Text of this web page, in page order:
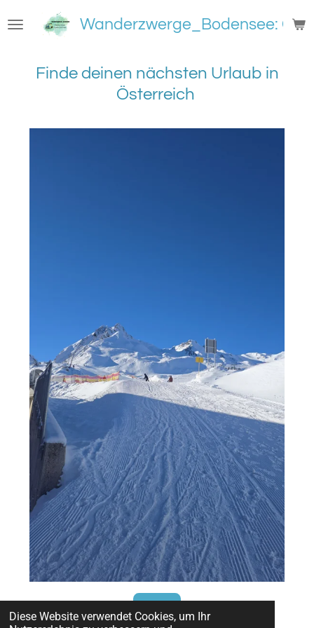
Diese Website verwendet Cookies, um Ihr
Hauptinhalt
Wanderzwerge_Bodensee:
Finde deinen nächsten Urlaub in
Österreich
Zillertal